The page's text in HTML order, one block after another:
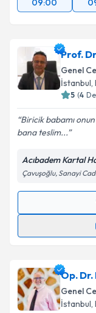
09:00
Prof.
Genel
İstanbul,
5 (4
Biricik babamı
bana teslim...
Acıbadem Kartal
Çavuşoğlu, Sanayi
Randevu
takvim
E-posta
Op. Dr.
Genel
İstanbul,